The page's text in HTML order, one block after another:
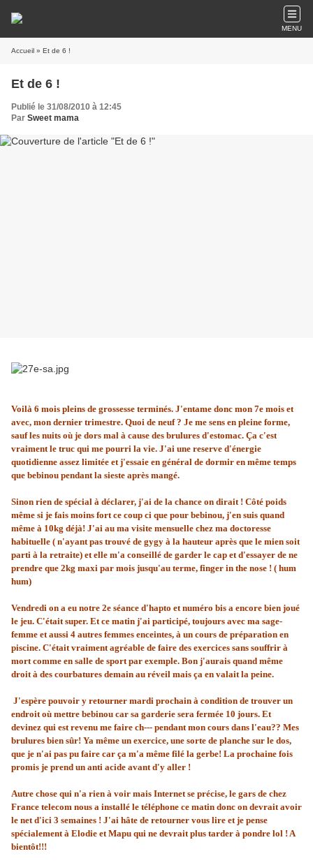
MENU
Accueil » Et de 6 !
Et de 6 !
Publié le 31/08/2010 à 12:45
Par Sweet mama
Voilà 6 mois pleins de grossesse terminés. J'entame donc mon 7e mois et
avec, mon dernier trimestre. Quoi de neuf ? Je me sens en pleine forme,
sauf les nuits où je dors mal à cause des brulures d'estomac. Ça c'est
vraiment le truc qui me pourri la vie. J'ai une reserve d'énergie
quotidienne assez limitée et j'essaie en général de dormir en même temps
que bebinou pendant la sieste après mangé.
Sinon rien de spécial à déclarer, j'ai de la chance on dirait ! Côté poids
même si je fais moins fort ce coup ci que pour bebinou, j'en suis quand
même à 10kg déjà! J'ai au ma visite mensuelle chez ma doctoresse
habituelle ( n'ayant pas trouvé de gygy à la hauteur après que le mien soit
parti à la retraite) et elle m'a conseillé de garder le cap et d'essayer de ne
prendre que 2kg maxi par mois jusqu'au terme, finger in the nose ! ( hum
hum)
Vendredi on a eu notre 2e séance d'hapto et numéro bis a encore bien joué
le jeu. C'était super. Et ce matin j'ai participé, toujours avec ma sage-
femme et aussi 4 autres femmes enceintes, à un cours de préparation en
piscine. C'était vraiment agréable de faire des exercices sans souffrir à
mort comme en salle de sport par exemple. Bon j'aurais quand même
droit à des courbatures demain au réveil mais ça en valait la peine.
J'espère pouvoir y retourner mardi prochain à condition de trouver un
endroit où mettre bebinou car sa garderie sera fermée 10 jours. Et
devinez qui est revenu me faire ch--- pendant mon cours dans l'eau?? Mes
brulures bien sûr! Ya même un exercice, une sorte de planche sur le dos,
que je n'ai pas pu faire car ça m'a même filé la gerbe! La prochaine fois
promis je prend un anti acide avant d'y aller !
Autre chose qui n'a rien à voir mais Internet se précise, le gars de chez
France telecom nous a installé le téléphone ce matin donc on devrait avoir
le net d'ici 3 semaines ! J'ai hâte de retourner vous lire et je pense
spécialement à Elodie et Mapu qui ne devrait plus tarder à pondre lol ! A
bientôt!!!